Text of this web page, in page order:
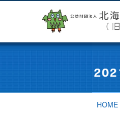
HOME